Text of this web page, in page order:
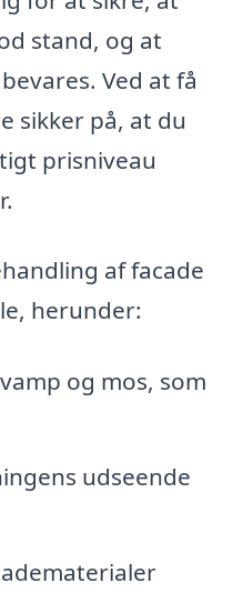
stand, og at
Ved at få
sikker på, at du
prisniveau
af facade
herunder:
og mos, som
udseende